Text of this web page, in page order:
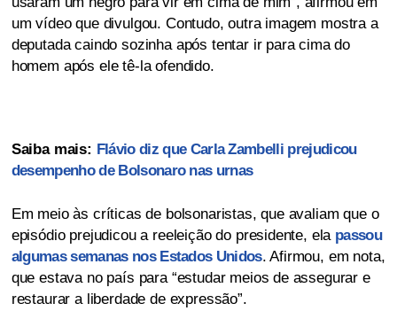
um vídeo que divulgou. Contudo, outra imagem mostra a
deputada caindo sozinha após tentar ir para cima do
homem após ele tê-la ofendido.
Saiba mais: Flávio diz que Carla Zambelli prejudicou
desempenho de Bolsonaro nas urnas
Em meio às críticas de bolsonaristas, que avaliam que o
episódio prejudicou a reeleição do presidente, ela passou
algumas semanas nos Estados Unidos. Afirmou, em nota,
que estava no país para “estudar meios de assegurar e
restaurar a liberdade de expressão”.